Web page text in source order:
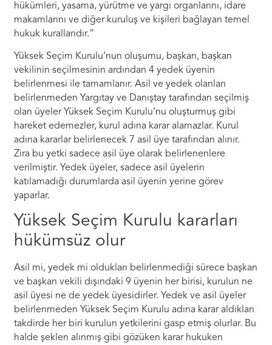
hükümleri, yasama, yürütme ve yargı organlarını, idare
makamlarını ve diğer kuruluş ve kişileri bağlayan temel
hukuk kurallarıdır.”
Yüksek Seçim Kurulu’nun oluşumu, başkan, başkan
vekilinin seçilmesinin ardından 4 yedek üyenin
belirlenmesi ile tamamlanır. Asil ve yedek olanları
belirlenmeden Yargıtay ve Danıştay tarafından seçilmiş
olan üyeler Yüksek Seçim Kurulu’nu oluşturmuş gibi
hareket edemezler, kurul adına karar alamazlar. Kurul
adına kararlar belirlenecek 7 asil üye tarafından alınır.
Zira bu yetki sadece asil üye olarak belirlenenlere
verilmiştir. Yedek üyeler, sadece asil üyelerin
katılamadığı durumlarda asil üyenin yerine görev
yaparlar.
Yüksek Seçim Kurulu kararları
hükümsüz olur
Asil mi, yedek mi oldukları belirlenmediği sürece başkan
ve başkan vekili dışındaki 9 üyenin her birisi, kurulun ne
asil üyesi ne de yedek üyesidirler. Yedek ve asil üyeler
belirlenmeden Yüksek Seçim Kurulu adına karar aldıkları
takdirde her biri kurulun yetkilerini gasp etmiş olurlar. Bu
halde şeklen alınmış gibi gözüken karar hukuken